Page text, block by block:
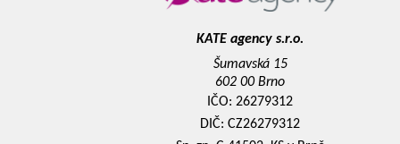
KATE agency s.r.o.
Šumavská 15
602 00 Brno
IČO: 26279312
DIČ: CZ26279312